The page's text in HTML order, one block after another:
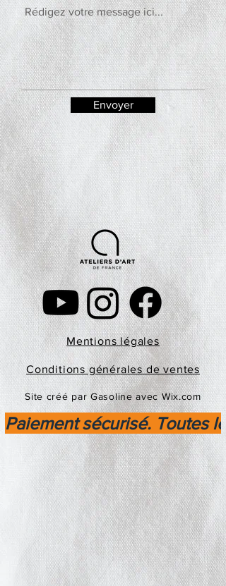
Envoyer
Mentions légales
Conditions générales de ventes
Site créé par Gasoline avec Wix.com
Paiement sécurisé. Toutes